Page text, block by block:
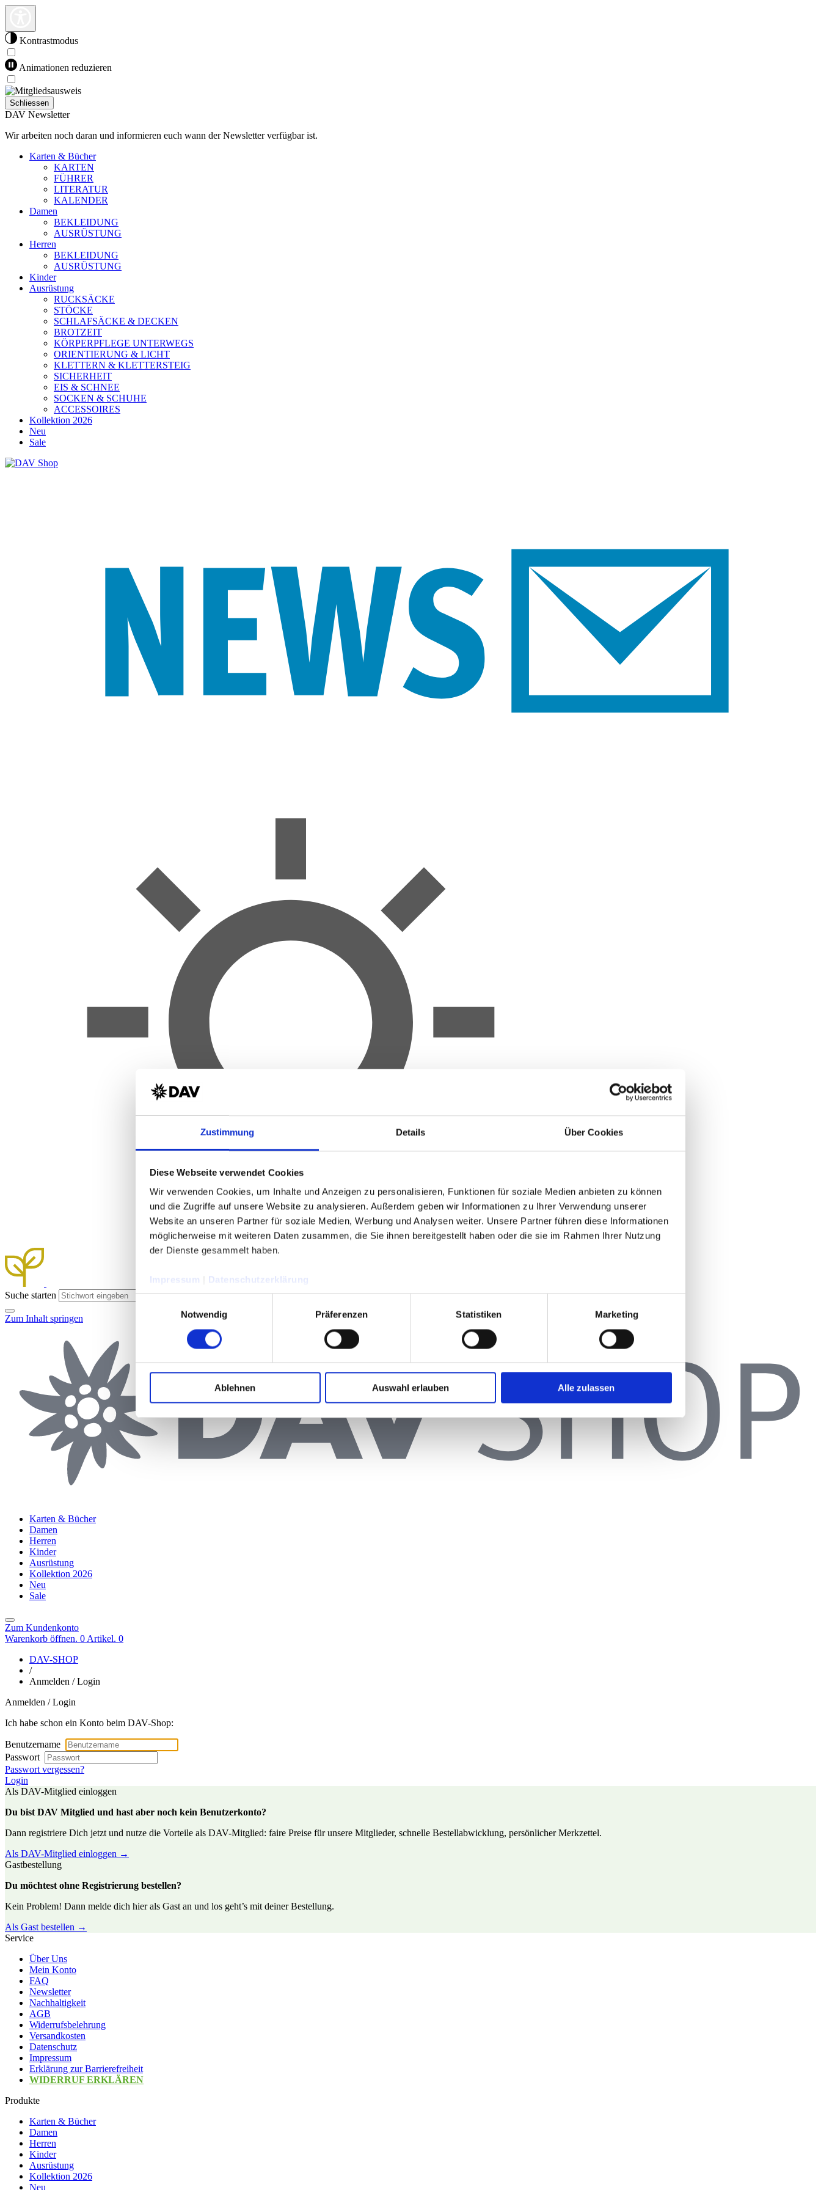
Zustimmung Details Über Cookies
Diese Webseite verwendet Cookies
Wir verwenden Cookies, um Inhalte und Anzeigen zu personalisieren, Funktionen für soziale Medien anbieten zu können
und die Zugriffe auf unsere Website zu analysieren. Außerdem geben wir Informationen zu Ihrer Verwendung unserer
Website an unseren Partner für soziale Medien, Werbung und Analysen weiter. Unsere Partner führen diese Informationen
möglicherweise mit weiteren Daten zusammen, die Sie ihnen bereitgestellt haben oder die sie im Rahmen Ihrer Nutzung
der Dienste gesammelt haben.
Impressum
Datenschutzerklärung
Einwilligungsauswahl
Notwendig
Präferenzen Statistiken Marketing
Ablehnen Auswahl erlauben Alle zulassen
Kontrastmodus
Animationen reduzieren
Schliessen
DAV Newsletter
Wir arbeiten noch daran und informieren euch wann der Newsletter verfügbar ist.
Karten & Bücher
KARTEN
FÜHRER
LITERATUR
KALENDER
Damen
BEKLEIDUNG
AUSRÜSTUNG
Herren
BEKLEIDUNG
AUSRÜSTUNG
Kinder
Ausrüstung
RUCKSÄCKE
STÖCKE
SCHLAFSÄCKE & DECKEN
BROTZEIT
KÖRPERPFLEGE UNTERWEGS
ORIENTIERUNG & LICHT
KLETTERN & KLETTERSTEIG
SICHERHEIT
EIS & SCHNEE
SOCKEN & SCHUHE
ACCESSOIRES
Kollektion 2026
Neu
Sale
Suche starten
Zum Inhalt springen
Karten & Bücher
Damen
Herren
Kinder
Ausrüstung
Kollektion 2026
Neu
Sale
Zum Kundenkonto
Warenkorb öffnen. 0 Artikel. 0
DAV-SHOP
/
Anmelden / Login
Anmelden / Login
Ich habe schon ein Konto beim DAV-Shop:
Benutzername
Passwort
Passwort vergessen?
Login
Als DAV-Mitglied einloggen
Du bist DAV Mitglied und hast aber noch kein Benutzerkonto?
Dann registriere Dich jetzt und nutze die Vorteile als DAV-Mitglied: faire Preise für unsere Mitglieder, schnelle Bestellabwicklung, persönlicher Merkzettel.
Als DAV-Mitglied einloggen →
Gastbestellung
Du möchtest ohne Registrierung bestellen?
Kein Problem! Dann melde dich hier als Gast an und los geht’s mit deiner Bestellung.
Als Gast bestellen →
Service
Über Uns
Mein Konto
FAQ
Newsletter
Nachhaltigkeit
AGB
Widerrufsbelehrung
Versandkosten
Datenschutz
Impressum
Erklärung zur Barrierefreiheit
WIDERRUF ERKLÄREN
Produkte
Karten & Bücher
Damen
Herren
Kinder
Ausrüstung
Kollektion 2026
Neu